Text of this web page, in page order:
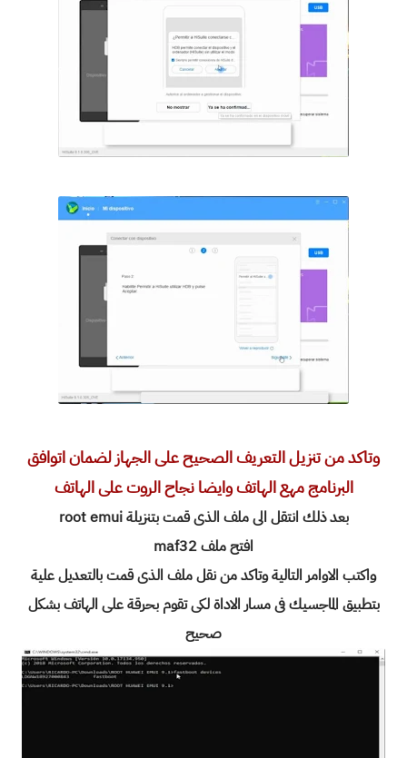
وتاكد من تنزيل التعريف الصحيح على الجهاز لضمان اتوافق
البرنامج مهع الهاتف وايضا نجاح الروت على الهاتف
بعد ذلك انتقل الى ملف الذى قمت بتنزيلة root emui
افتح ملف maf32
واكتب الاوامر التالية وتاكد من نقل ملف الذى قمت بالتعديل علية
بتطبيق الماجسيك فى مسار الاداة لكى تقوم بحرقة على الهاتف بشكل
صحيح